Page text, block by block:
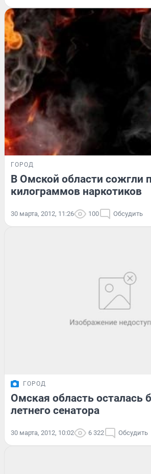
ГОРОД
В Омской области сожгли
килограммов наркотиков
30 марта, 2012, 11:26 100 Обсудить
ГОРОД
Омская область осталась
летнего сенатора
30 марта, 2012, 10:02 6 322 Обсудить